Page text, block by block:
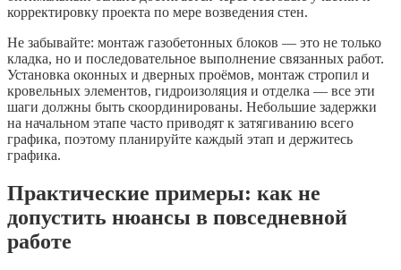
корректировку проекта по мере возведения стен.
Не забывайте: монтаж газобетонных блоков — это не только
кладка, но и последовательное выполнение связанных работ.
Установка оконных и дверных проёмов, монтаж стропил и
кровельных элементов, гидроизоляция и отделка — все эти
шаги должны быть скоординированы. Небольшие задержки
на начальном этапе часто приводят к затягиванию всего
графика, поэтому планируйте каждый этап и держитесь
графика.
Практические примеры: как не
допустить нюансы в повседневной
работе